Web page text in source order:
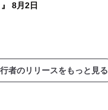
8月2日
者のリリースをもっと見る